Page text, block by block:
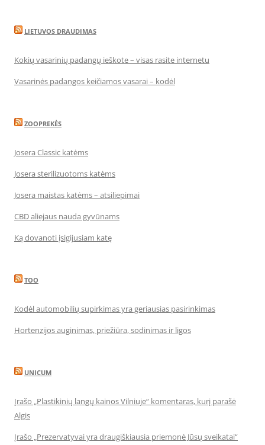
LIETUVOS DRAUDIMAS
Kokių vasarinių padangų ieškote – visas rasite internetu
Vasarinės padangos keičiamos vasarai – kodėl
ZOOPREKĖS
Josera Classic katėms
Josera sterilizuotoms katėms
Josera maistas katėms – atsiliepimai
CBD aliejaus nauda gyvūnams
Ką dovanoti įsigijusiam katę
TOO
Kodėl automobilių supirkimas yra geriausias pasirinkimas
Hortenzijos auginimas, priežiūra, sodinimas ir ligos
UNICUM
Įrašo „Plastikinių langų kainos Vilniuje“ komentaras, kurį parašė
Algis
Įrašo „Prezervatyvai yra draugiškiausia priemonė Jūsų sveikatai“